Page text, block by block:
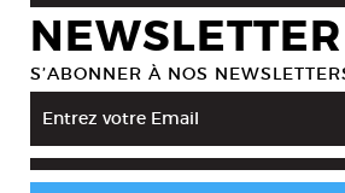
NEWSLETTER
S’ABONNER À NOS